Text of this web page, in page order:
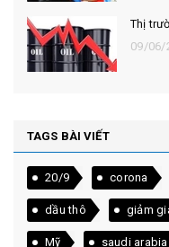
Thị
09/06/
TAGS BÀI VIẾT
20/9 corona
dầu thô giảm
Mỹ saudi arabia